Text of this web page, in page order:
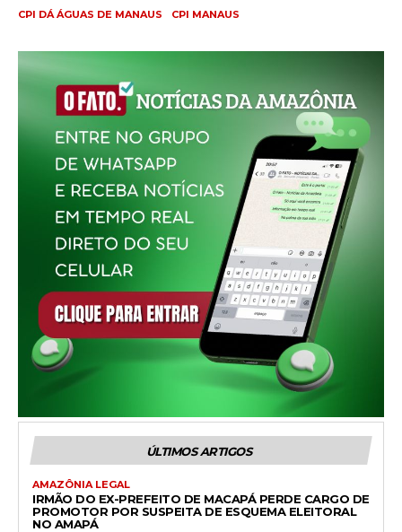
CPI DÁ ÁGUAS DE MANAUS CPI MANAUS
ÚLTIMOS ARTIGOS
AMAZÔNIA LEGAL
IRMÃO DO EX-PREFEITO DE MACAPÁ PERDE CARGO DE
PROMOTOR POR SUSPEITA DE ESQUEMA ELEITORAL
NO AMAPÁ